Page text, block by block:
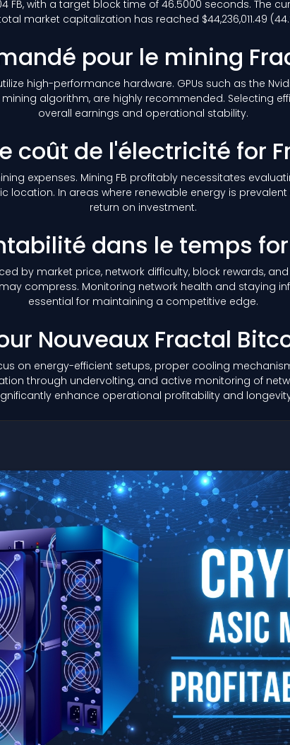
FB, with a target block time of 46.5000 seconds. The
market capitalization has reached $44,236,011.49
pour le mining
high-performance hardware. GPUs such as the Nvidia
algorithm, are highly recommended. Selecting
overall earnings and operational stability.
coût de l'électricité for
expenses. Mining FB profitably necessitates
location. In areas where renewable energy is
return on investment.
dans le temps
by market price, network difficulty, block rewards,
compress. Monitoring network health and staying
essential for maintaining a competitive edge.
Nouveaux Fractal
on energy-efficient setups, proper cooling
through undervolting, and active monitoring of
enhance operational profitability and